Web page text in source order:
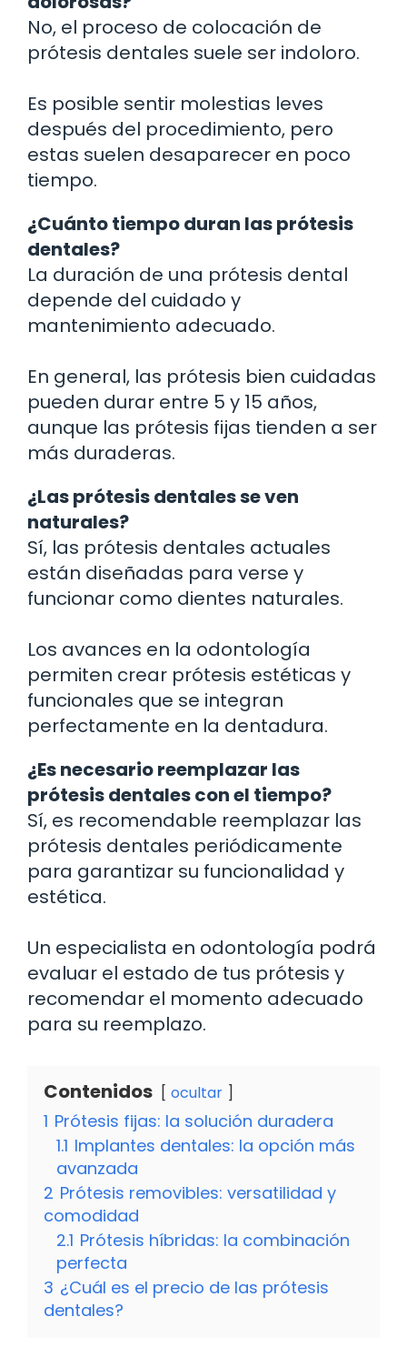
No, el proceso de colocación de
prótesis dentales suele ser indoloro.
Es posible sentir molestias leves
después del procedimiento, pero
estas suelen desaparecer en poco
tiempo.
¿Cuánto tiempo duran las prótesis
dentales?
La duración de una prótesis dental
depende del cuidado y
mantenimiento adecuado.
En general, las prótesis bien cuidadas
pueden durar entre 5 y 15 años,
aunque las prótesis fijas tienden a ser
más duraderas.
¿Las prótesis dentales se ven
naturales?
Sí, las prótesis dentales actuales
están diseñadas para verse y
funcionar como dientes naturales.
Los avances en la odontología
permiten crear prótesis estéticas y
funcionales que se integran
perfectamente en la dentadura.
¿Es necesario reemplazar las
prótesis dentales con el tiempo?
Sí, es recomendable reemplazar las
prótesis dentales periódicamente
para garantizar su funcionalidad y
estética.
Un especialista en odontología podrá
evaluar el estado de tus prótesis y
recomendar el momento adecuado
para su reemplazo.
Contenidos ocultar
1 Prótesis fijas: la solución duradera
1.1 Implantes dentales: la opción más
avanzada
2 Prótesis removibles: versatilidad y
comodidad
2.1 Prótesis híbridas: la combinación
perfecta
3 ¿Cuál es el precio de las prótesis
dentales?